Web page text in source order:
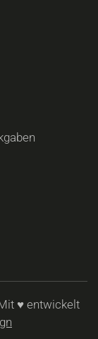
♥ entwickelt